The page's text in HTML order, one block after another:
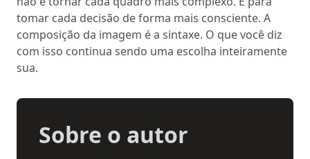
tomar cada decisão de forma mais consciente. A
composição da imagem é a sintaxe. O que você diz
com isso continua sendo uma escolha inteiramente
sua.
Sobre o autor